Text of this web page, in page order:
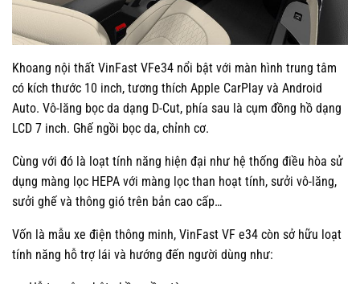
Khoang nội thất VinFast VFe34 nổi bật với màn hình trung tâm
có kích thước 10 inch, tương thích Apple CarPlay và Android
Auto. Vô-lăng bọc da dạng D-Cut, phía sau là cụm đồng hồ dạng
LCD 7 inch. Ghế ngồi bọc da, chỉnh cơ.
Cùng với đó là loạt tính năng hiện đại như hệ thống điều hòa sử
dụng màng lọc HEPA với màng lọc than hoạt tính, sưởi vô-lăng,
sưởi ghế và thông gió trên bản cao cấp…
Vốn là mẫu xe điện thông minh, VinFast VF e34 còn sở hữu loạt
tính năng hỗ trợ lái và hướng đến người dùng như: